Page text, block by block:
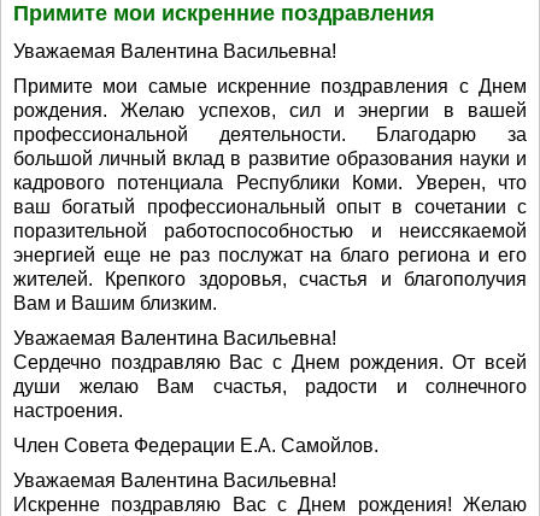
Примите мои искренние поздравления
Уважаемая Валентина Васильевна!
Примите мои самые искренние поздравления с Днем
рождения. Желаю успехов, сил и энергии в вашей
профессиональной деятельности. Благодарю за
большой личный вклад в развитие образования науки и
кадрового потенциала Республики Коми. Уверен, что
ваш богатый профессиональный опыт в сочетании с
поразительной работоспособностью и неиссякаемой
энергией еще не раз послужат на благо региона и его
жителей. Крепкого здоровья, счастья и благополучия
Вам и Вашим близким.
Уважаемая Валентина Васильевна!
Сердечно поздравляю Вас с Днем рождения. От всей
души желаю Вам счастья, радости и солнечного
настроения.
Член Совета Федерации Е.А. Самойлов.
Уважаемая Валентина Васильевна!
Искренне поздравляю Вас с Днем рождения! Желаю